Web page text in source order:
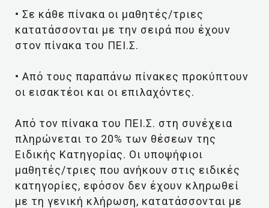
• Σε κάθε πίνακα οι μαθητές/τριες
κατατάσσονται με την σειρά που έχουν
στον πίνακα του ΠΕΙ.Σ.
• Από τους παραπάνω πίνακες προκύπτουν
οι εισακτέοι και οι επιλαχόντες.
Από τον πίνακα του ΠΕΙ.Σ. στη συνέχεια
πληρώνεται το 20% των θέσεων της
Ειδικής Κατηγορίας. Οι υποψήφιοι
μαθητές/τριες που ανήκουν στις ειδικές
κατηγορίες, εφόσον δεν έχουν κληρωθεί
με τη γενική κλήρωση, κατατάσσονται με